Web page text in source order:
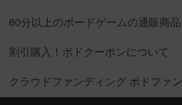
60分以上のボードゲームの通販商品
割引購入！ボドクーポンについて
クラウドファンディング ボドファン